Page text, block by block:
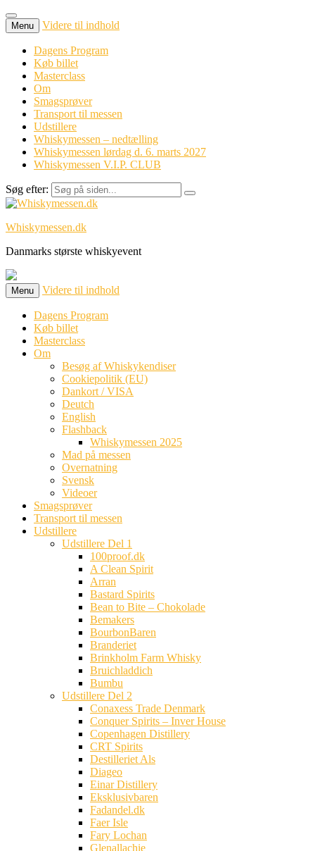
Menu Videre til indhold
Dagens Program
Køb billet
Masterclass
Om
Smagsprøver
Transport til messen
Udstillere
Whiskymessen – nedtælling
Whiskymessen lørdag d. 6. marts 2027
Whiskymessen V.I.P. CLUB
Søg efter:
Whiskymessen.dk
Danmarks største whiskyevent
Menu Videre til indhold
Dagens Program
Køb billet
Masterclass
Om
Besøg af Whiskykendiser
Cookiepolitik (EU)
Dankort / VISA
Deutch
English
Flashback
Whiskymessen 2025
Mad på messen
Overnatning
Svensk
Videoer
Smagsprøver
Transport til messen
Udstillere
Udstillere Del 1
100proof.dk
A Clean Spirit
Arran
Bastard Spirits
Bean to Bite – Chokolade
Bemakers
BourbonBaren
Branderiet
Brinkholm Farm Whisky
Bruichladdich
Bumbu
Udstillere Del 2
Conaxess Trade Denmark
Conquer Spirits – Inver House
Copenhagen Distillery
CRT Spirits
Destilleriet Als
Diageo
Einar Distillery
Eksklusivbaren
Fadandel.dk
Faer Isle
Fary Lochan
Glenallachie